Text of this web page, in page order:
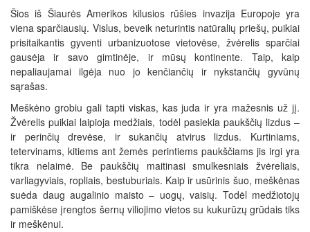
Šios iš Šiaurės Amerikos kilusios rūšies invazija Europoje yra
viena sparčiausių. Vislus, beveik neturintis natūralių priešų, puikiai
prisitaikantis gyventi urbanizuotose vietovėse, žvėrelis sparčiai
gausėja ir savo gimtinėje, ir mūsų kontinente. Taip, kaip
nepaliaujamai ilgėja nuo jo kenčiančių ir nykstančių gyvūnų
sąrašas.
Meškėno grobiu gali tapti viskas, kas juda ir yra mažesnis už jį.
Žvėrelis puikiai laipioja medžiais, todėl pasiekia paukščių lizdus –
ir perinčių drevėse, ir sukančių atvirus lizdus. Kurtiniams,
tetervinams, kitiems ant žemės perintiems paukščiams jis irgi yra
tikra nelaimė. Be paukščių maitinasi smulkesniais žvėreliais,
varliagyviais, ropliais, bestuburiais. Kaip ir usūrinis šuo, meškėnas
suėda daug augalinio maisto – uogų, vaisių. Todėl medžiotojų
pamiškėse įrengtos šernų viliojimo vietos su kukurūzų grūdais tiks
ir meškėnui.